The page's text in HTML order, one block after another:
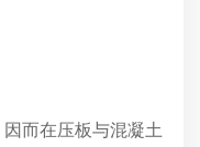
而在压板与混凝土